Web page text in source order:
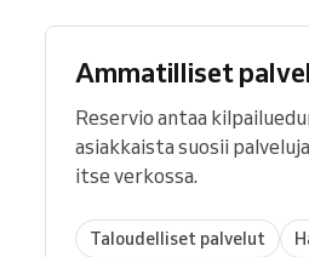
Ammatilliset
Reservio antaa
asiakkaista suosii
itse verkossa.
Taloudelliset palvelut